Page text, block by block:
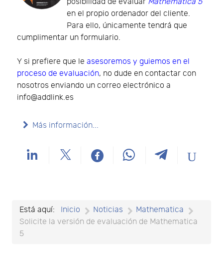
en el propio ordenador del cliente.
Para ello, únicamente tendrá que
cumplimentar un formulario.
Y si prefiere que le asesoremos y guiemos en el
proceso de evaluación, no dude en contactar con
nosotros enviando un correo electrónico a
info@addlink.es
Más información...
Está aquí: Inicio Noticias
Mathematica
Solicite la versión de evaluación de Mathematica
5